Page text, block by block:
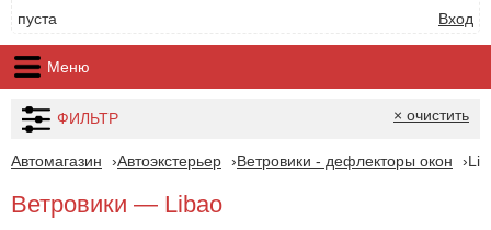
пуста
Вход
Меню
ФИЛЬТР × очистить
Автомагазин Автоэкстерьер Ветровики - дефлекторы окон
Ветровики — Libao